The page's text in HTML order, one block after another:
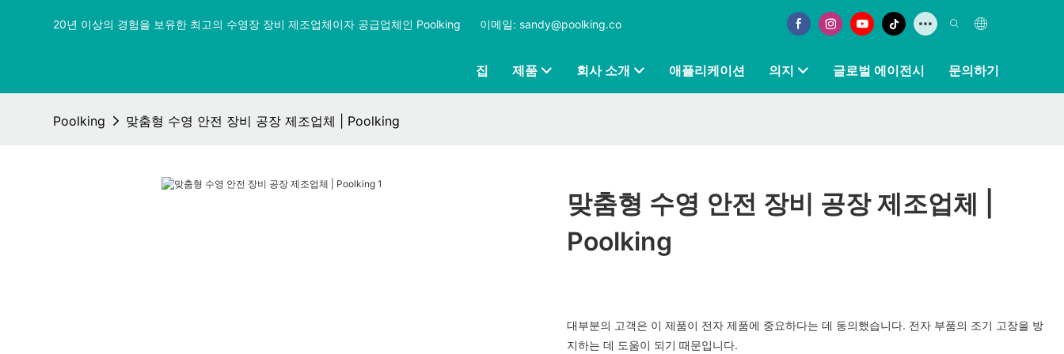
20년 이상의 경험을 보유한 최고의 수영장 장비 제조업체이자 공급업체인 Poolking 이메일: sandy@poolking.co
집 제품 회사 소개 애플리케이션 의지 글로벌 에이전시 문의하기
Poolking 맞춤형 수영 안전 장비 공장 제조업체 | Poolking
맞춤형 수영 안전 장비 공장 제조업체 |
Poolking
대부분의 고객은 이 제품이 전자 제품에 중요하다는 데 동의했습니다. 전자 부품의 조기 고장을 방
지하는 데 도움이 되기 때문입니다.